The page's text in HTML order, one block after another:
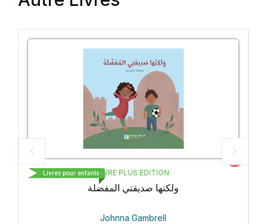
LIVRE PLUS EDITION
ولكنها صديقتي المفضلة
Johnna Gambrell
Livres pour enfants